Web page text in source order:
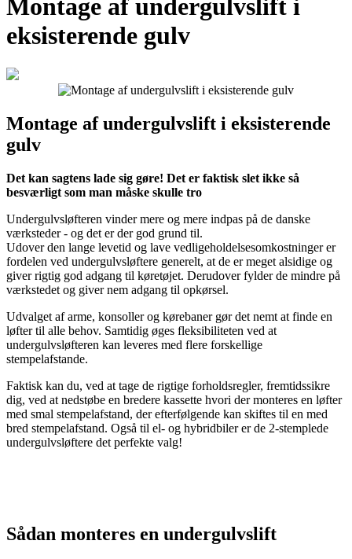
Montage af undergulvslift i
eksisterende gulv
Montage af undergulvslift i eksisterende
gulv
Det kan sagtens lade sig gøre! Det er faktisk slet ikke så
besværligt som man måske skulle tro
Undergulvsløfteren vinder mere og mere indpas på de danske
værksteder - og det er der god grund til.
Udover den lange levetid og lave vedligeholdelsesomkostninger er
fordelen ved undergulvsløftere generelt, at de er meget alsidige og
giver rigtig god adgang til køretøjet. Derudover fylder de mindre på
værkstedet og giver nem adgang til opkørsel.
Udvalget af arme, konsoller og kørebaner gør det nemt at finde en
løfter til alle behov. Samtidig øges fleksibiliteten ved at
undergulvsløfteren kan leveres med flere forskellige
stempelafstande.
Faktisk kan du, ved at tage de rigtige forholdsregler, fremtidssikre
dig, ved at nedstøbe en bredere kassette hvori der monteres en løfter
med smal stempelafstand, der efterfølgende kan skiftes til en med
bred stempelafstand. Også til el- og hybridbiler er de 2-stemplede
undergulvsløftere det perfekte valg!
Sådan monteres en undergulvslift